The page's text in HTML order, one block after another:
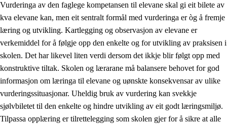
Vurderinga av den faglege kompetansen til elevane skal gi eit bilete av
kva elevane kan, men eit sentralt formål med vurderinga er òg å fremje
læring og utvikling. Kartlegging og observasjon av elevane er
verkemiddel for å følgje opp den enkelte og for utvikling av praksisen i
skolen. Det har likevel liten verdi dersom det ikkje blir følgt opp med
konstruktive tiltak. Skolen og lærarane må balansere behovet for god
informasjon om læringa til elevane og uønskte konsekvensar av ulike
vurderingssituasjonar. Uheldig bruk av vurdering kan svekkje
sjølvbiletet til den enkelte og hindre utvikling av eit godt læringsmiljø.
Tilpassa opplæring er tilrettelegging som skolen gjer for å sikre at alle